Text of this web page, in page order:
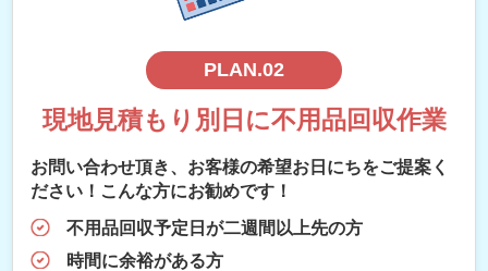
PLAN.02
現地見積もり別日に不用品回収作業
お問い合わせ頂き、お客様の希望お日にちをご提案く
ださい！こんな方にお勧めです！
不用品回収予定日が二週間以上先の方
時間に余裕がある方